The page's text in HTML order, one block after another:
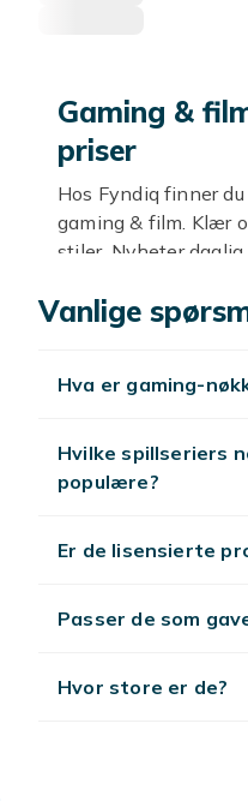
Gaming &
priser
Hos Fyndiq finner
gaming & film. Klær
stiler. Nyheter daglig.
Stil og kvalitet
etter stil og budsjett.
Semote .
Vanlige
Hva er gaming-
Hvilke spillseriers
populære?
Er de lisensierte
Passer de som
Hvor store er de?